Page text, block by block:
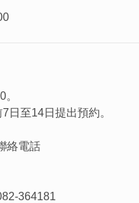
日至14日提出預約。
絡電話
364181